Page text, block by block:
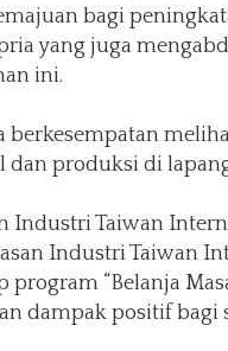
bagi
yang juga
ini.
berkesempatan
dan produksi di
Industri Taiwan
Industri Taiwan
program “Belanja
dampak positif bagi